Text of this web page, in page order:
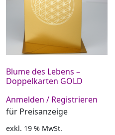
Blume des Lebens –
Doppelkarten GOLD
Anmelden / Registrieren
für Preisanzeige
exkl. 19 % MwSt.